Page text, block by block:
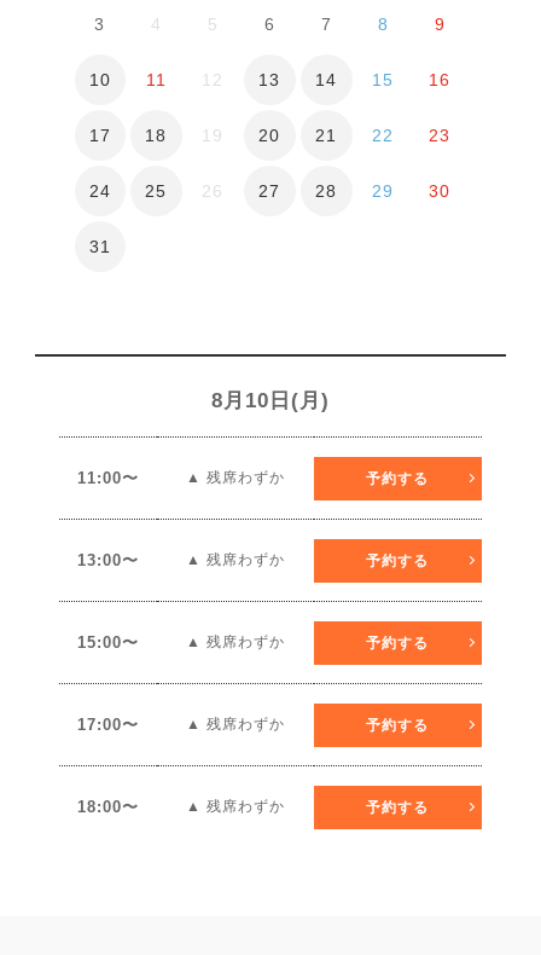
3 4 5 6 7 8 9
10 11 12 13 14 15 16
17 18 19 20 21 22 23
24 25 26 27 28 29 30
31
8月10日(月)
11:00〜 ▲ 残席わずか 予約する
13:00〜 ▲ 残席わずか 予約する
15:00〜 ▲ 残席わずか 予約する
17:00〜 ▲ 残席わずか 予約する
18:00〜 ▲ 残席わずか 予約する